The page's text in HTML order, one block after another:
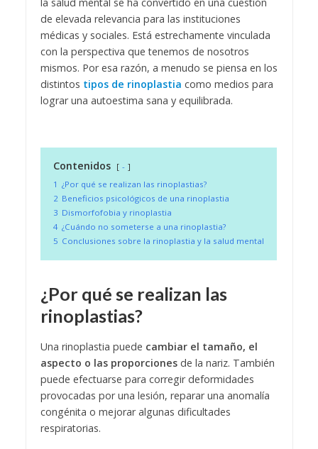
de elevada relevancia para las instituciones
médicas y sociales. Está estrechamente vinculada
con la perspectiva que tenemos de nosotros
mismos. Por esa razón, a menudo se piensa en los
distintos tipos de rinoplastia como medios para
lograr una autoestima sana y equilibrada.
Contenidos
-
1 ¿Por qué se realizan las rinoplastias?
2 Beneficios psicológicos de una rinoplastia
3 Dismorfofobia y rinoplastia
4 ¿Cuándo no someterse a una rinoplastia?
5 Conclusiones sobre la rinoplastia y la salud mental
¿Por qué se realizan las
rinoplastias?
Una rinoplastia puede cambiar el tamaño, el
aspecto o las proporcionesde la nariz. También
puede efectuarse para corregir deformidades
provocadas por una lesión, reparar una anomalía
congénita o mejorar algunas dificultades
respiratorias.